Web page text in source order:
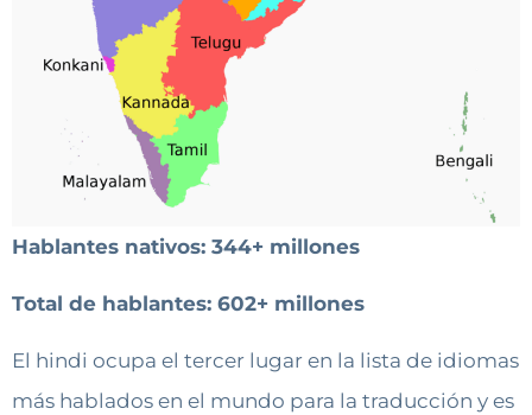
Hablantes nativos: 344+ millones
Total de hablantes: 602+ millones
El hindi ocupa el tercer lugar en la lista de idiomas
más hablados en el mundo para la traducción y es